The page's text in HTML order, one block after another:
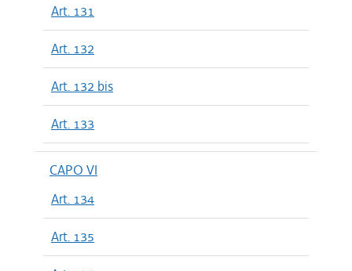
Art. 131
Art. 132
Art. 132 bis
Art. 133
CAPO VI
Art. 134
Art. 135